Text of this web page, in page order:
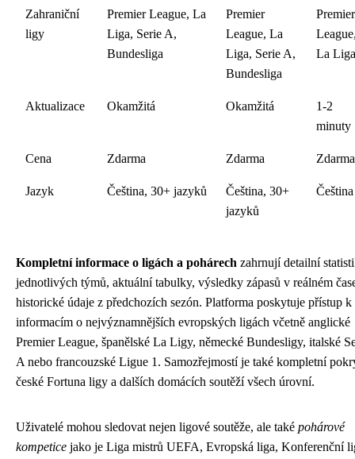
Zahraniční
ligy
Premier League, La
Liga, Serie A,
Bundesliga
Premier
League, La
Liga, Serie A,
Bundesliga
Premier
La Liga
Aktualizace Okamžitá Okamžitá
1-2
minuty
Cena Zdarma Zdarma Zdarma
Jazyk Čeština, 30+ jazyků
Čeština, 30+
jazyků
Čeština
Kompletní informace o ligách a pohárech zahrnují detailní
jednotlivých týmů, aktuální tabulky, výsledky zápasů v reálném
historické údaje z předchozích sezón. Platforma poskytuje přístup k
informacím o nejvýznamnějších evropských ligách včetně anglické
Premier League, španělské La Ligy, německé Bundesligy, italské
A nebo francouzské Ligue 1. Samozřejmostí je také kompletní
české Fortuna ligy a dalších domácích soutěží všech úrovní.
Uživatelé mohou sledovat nejen ligové soutěže, ale také pohárové
kompetice jako je Liga mistrů UEFA, Evropská liga, Konferenční